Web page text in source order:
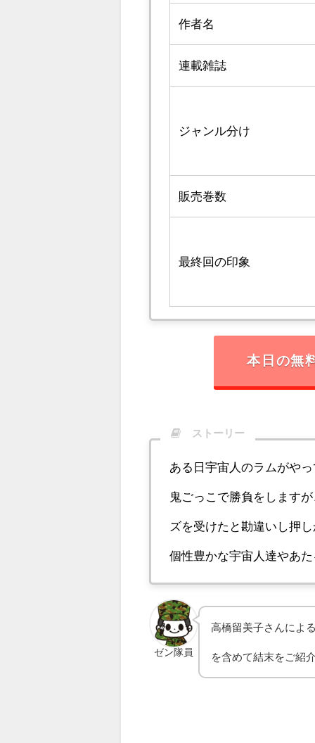
作者名
連載雑誌
ジャンル分け
販売巻数
最終回の印象
本日の無
ストーリー
ある日宇宙人のラムがや
鬼ごっこで勝負をします
ズを受けたと勘違いし押
個性豊かな宇宙人達やあ
ゼン隊員
高橋留美子さんによ
を含めて結末をご紹